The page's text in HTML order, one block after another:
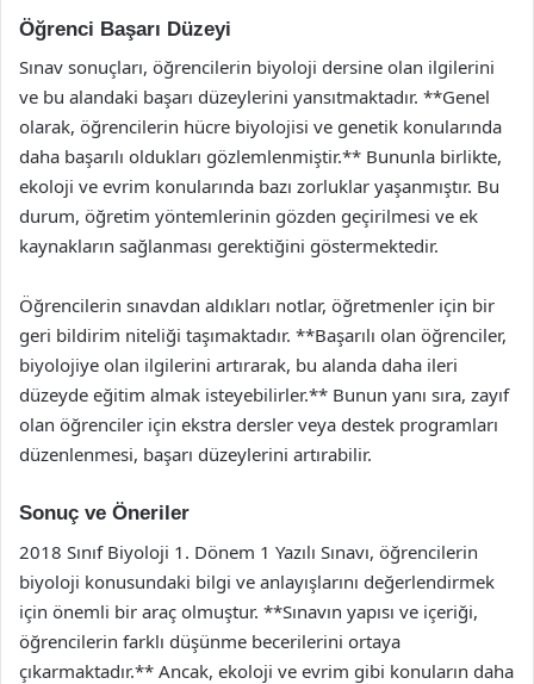
Öğrenci Başarı Düzeyi
Sınav sonuçları, öğrencilerin biyoloji dersine olan ilgilerini
ve bu alandaki başarı düzeylerini yansıtmaktadır. **Genel
olarak, öğrencilerin hücre biyolojisi ve genetik konularında
daha başarılı oldukları gözlemlenmiştir.** Bununla birlikte,
ekoloji ve evrim konularında bazı zorluklar yaşanmıştır. Bu
durum, öğretim yöntemlerinin gözden geçirilmesi ve ek
kaynakların sağlanması gerektiğini göstermektedir.
Öğrencilerin sınavdan aldıkları notlar, öğretmenler için bir
geri bildirim niteliği taşımaktadır. **Başarılı olan öğrenciler,
biyolojiye olan ilgilerini artırarak, bu alanda daha ileri
düzeyde eğitim almak isteyebilirler.** Bunun yanı sıra, zayıf
olan öğrenciler için ekstra dersler veya destek programları
düzenlenmesi, başarı düzeylerini artırabilir.
Sonuç ve Öneriler
2018 Sınıf Biyoloji 1. Dönem 1 Yazılı Sınavı, öğrencilerin
biyoloji konusundaki bilgi ve anlayışlarını değerlendirmek
için önemli bir araç olmuştur. **Sınavın yapısı ve içeriği,
öğrencilerin farklı düşünme becerilerini ortaya
çıkarmaktadır.** Ancak, ekoloji ve evrim gibi konuların daha